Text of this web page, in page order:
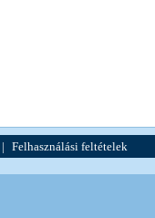
| Felhasználási feltételek